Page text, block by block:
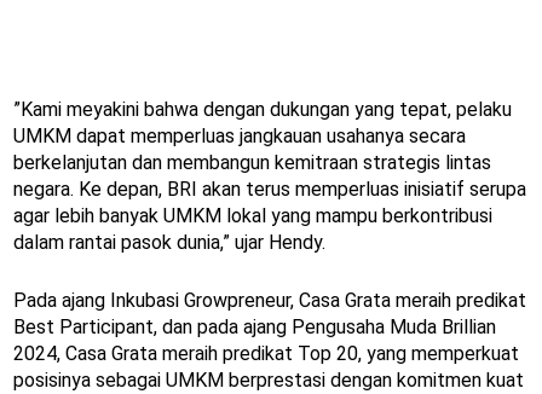
”Kami meyakini bahwa dengan dukungan yang tepat, pelaku
UMKM dapat memperluas jangkauan usahanya secara
berkelanjutan dan membangun kemitraan strategis lintas
negara. Ke depan, BRI akan terus memperluas inisiatif serupa
agar lebih banyak UMKM lokal yang mampu berkontribusi
dalam rantai pasok dunia,” ujar Hendy.
Pada ajang Inkubasi Growpreneur, Casa Grata meraih predikat
Best Participant, dan pada ajang Pengusaha Muda Brillian
2024, Casa Grata meraih predikat Top 20, yang memperkuat
posisinya sebagai UMKM berprestasi dengan komitmen kuat